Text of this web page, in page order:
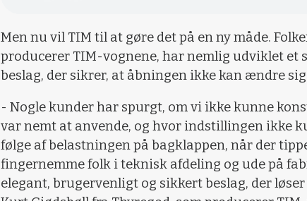
Men nu vil TIM til at gøre det på en ny måde.
producerer TIM-vognene, har nemlig udviklet et
beslag, der sikrer, at åbningen ikke kan ændre
- Nogle kunder har spurgt, om vi ikke kunne
var nemt at anvende, og hvor indstillingen ikke
følge af belastningen på bagklappen, når der
fingernemme folk i teknisk afdeling og ude på
elegant, brugervenligt og sikkert beslag, der